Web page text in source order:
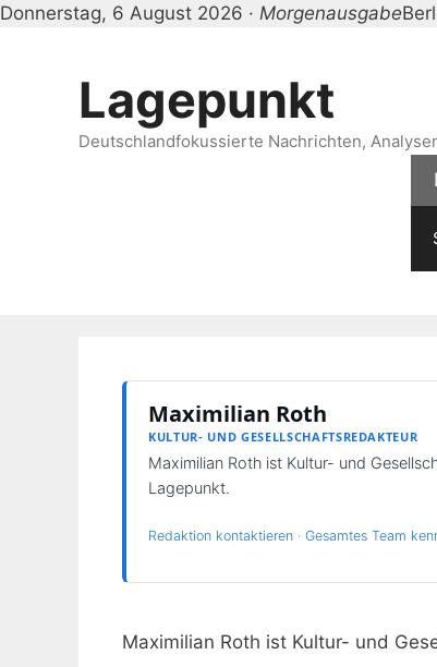
Donnerstag, 6 August 2026 · Morgenausgabe
Lagepunkt
Deutschlandfokussierte Nachrichten,
Maximilian Roth
KULTUR- UND GESELLSCHAFTSREDAKTEUR
Maximilian Roth ist Kultur- und
Lagepunkt.
Redaktion kontaktieren · Gesamtes Team
Maximilian Roth ist Kultur- und